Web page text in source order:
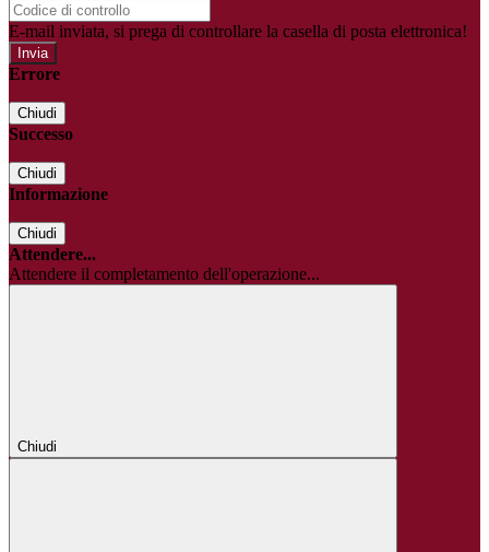
E-mail inviata, si prega di controllare la casella di posta elettronica!
Errore
Chiudi
Successo
Chiudi
Informazione
Chiudi
Attendere...
Attendere il completamento dell'operazione...
Chiudi